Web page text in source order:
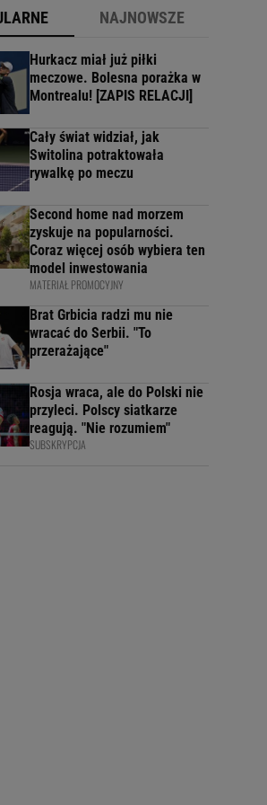
NAJNOWSZE
Hurkacz miał już piłki
meczowe. Bolesna porażka w
Montrealu! [ZAPIS RELACJI]
Cały świat widział, jak
Switolina potraktowała
rywalkę po meczu
Second home nad morzem
zyskuje na popularności.
Coraz więcej osób wybiera ten
model inwestowania
MATERIAŁ PROMOCYJNY
Brat Grbicia radzi mu nie
wracać do Serbii. "To
przerażające"
Rosja wraca, ale do Polski nie
przyleci. Polscy siatkarze
reagują. "Nie rozumiem"
SUBSKRYPCJA